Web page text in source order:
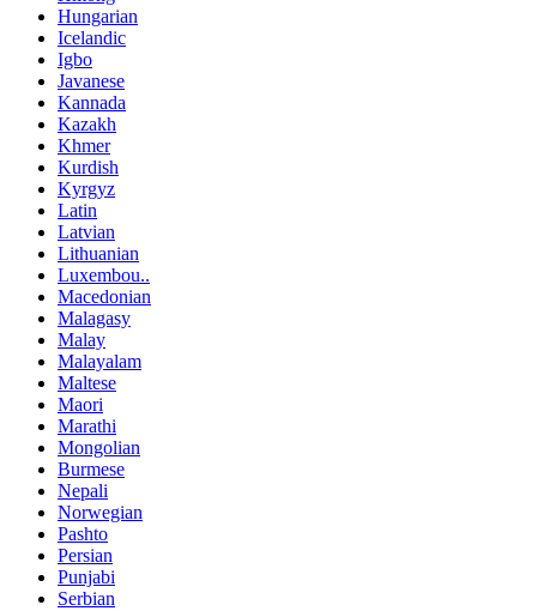
Hungarian
Icelandic
Igbo
Javanese
Kannada
Kazakh
Khmer
Kurdish
Kyrgyz
Latin
Latvian
Lithuanian
Luxembou..
Macedonian
Malagasy
Malay
Malayalam
Maltese
Maori
Marathi
Mongolian
Burmese
Nepali
Norwegian
Pashto
Persian
Punjabi
Serbian